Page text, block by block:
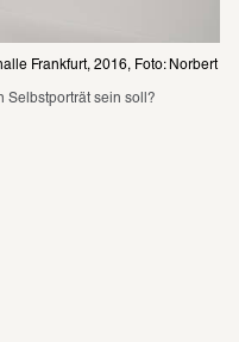
Frankfurt, 2016, Foto: Norbert
Selbstporträt sein soll?